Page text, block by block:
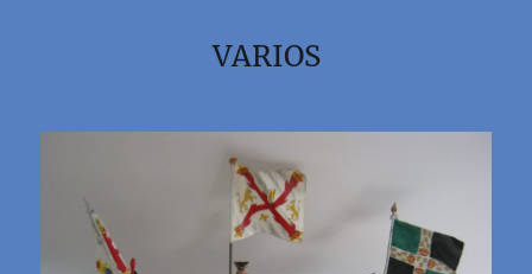
VARIOS